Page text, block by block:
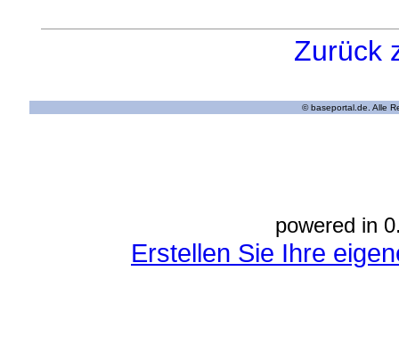
Zurück
© baseportal.de. Alle
powered in
Erstellen Sie Ihre